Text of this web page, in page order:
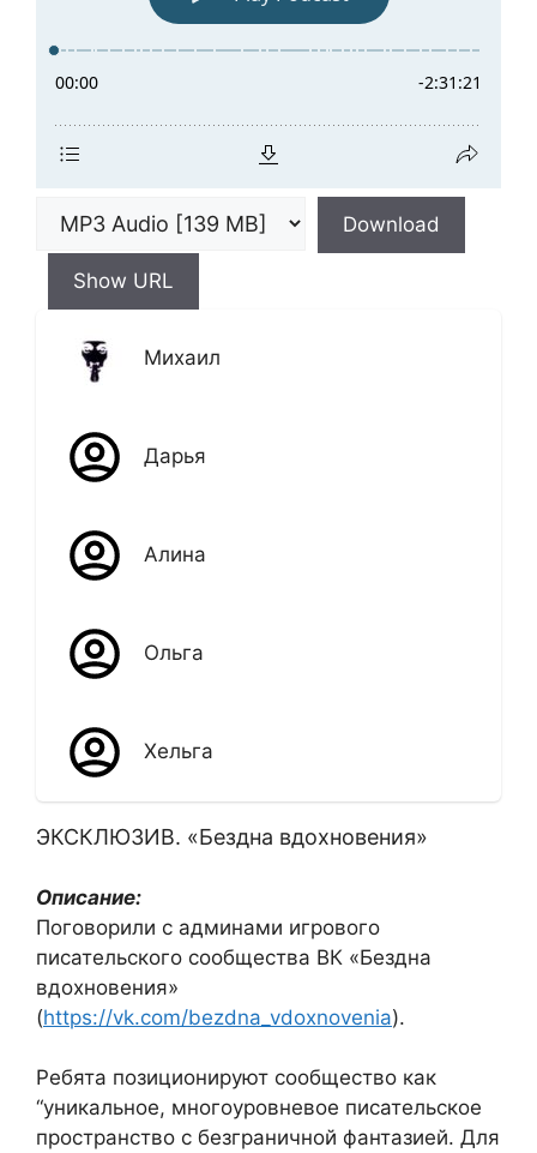
Download
Show URL
Михаил
Дарья
Алина
Ольга
Хельга
ЭКСКЛЮЗИВ. «Бездна вдохновения»
Описание:
Поговорили с админами игрового
писательского сообщества ВК «Бездна
вдохновения»
(https://vk.com/bezdna_vdoxnovenia).
Ребята позиционируют сообщество как
“уникальное, многоуровневое писательское
пространство с безграничной фантазией. Для